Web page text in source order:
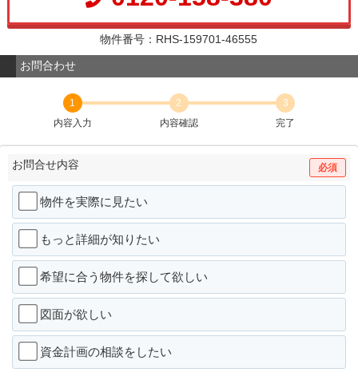
物件番号：RHS-159701-46555
お問合わせ
1
内容入力
2
内容確認
3
完了
お問合せ内容 必須
物件を実際に見たい
もっと詳細が知りたい
希望に合う物件を探して欲しい
図面が欲しい
資金計画の相談をしたい